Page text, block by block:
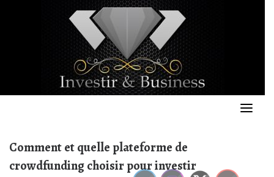
Comment et quelle plateforme de
crowdfunding choisir pour investir